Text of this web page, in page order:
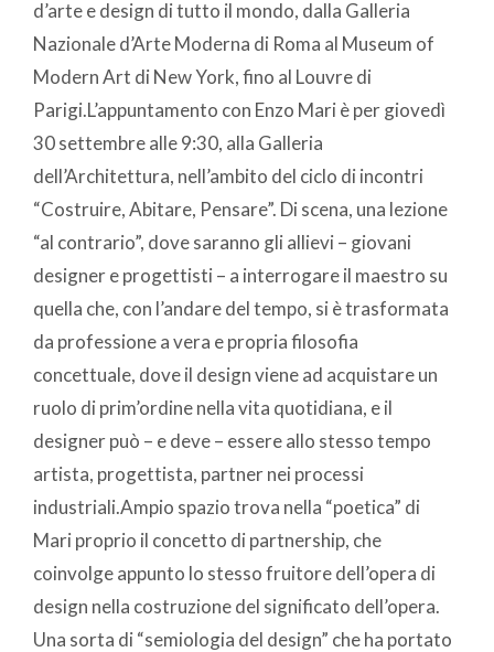
d’arte e design di tutto il mondo, dalla Galleria
Nazionale d’Arte Moderna di Roma al Museum of
Modern Art di New York, fino al Louvre di
Parigi.L’appuntamento con Enzo Mari è per giovedì
30 settembre alle 9:30, alla Galleria
dell’Architettura, nell’ambito del ciclo di incontri
“Costruire, Abitare, Pensare”. Di scena, una lezione
“al contrario”, dove saranno gli allievi – giovani
designer e progettisti – a interrogare il maestro su
quella che, con l’andare del tempo, si è trasformata
da professione a vera e propria filosofia
concettuale, dove il design viene ad acquistare un
ruolo di prim’ordine nella vita quotidiana, e il
designer può – e deve – essere allo stesso tempo
artista, progettista, partner nei processi
industriali.Ampio spazio trova nella “poetica” di
Mari proprio il concetto di partnership, che
coinvolge appunto lo stesso fruitore dell’opera di
design nella costruzione del significato dell’opera.
Una sorta di “semiologia del design” che ha portato